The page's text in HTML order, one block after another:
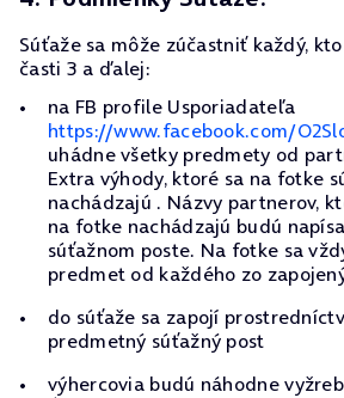
Súťaže sa môže zúčastniť každý,
časti 3 a ďalej:
na FB profile Usporiadateľa
https://www.facebook.com/
uhádne všetky predmety od
Extra výhody, ktoré sa na fotke
nachádzajú . Názvy partnerov,
na fotke nachádzajú budú
súťažnom poste. Na fotke sa
predmet od každého zo
do súťaže sa zapojí
predmetný súťažný post
výhercovia budú náhodne